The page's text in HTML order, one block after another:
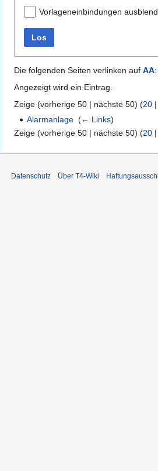
Vorlageneinbindungen
Los
Die folgenden Seiten verlinken auf AA:
Angezeigt wird ein Eintrag.
Zeige (vorherige 50 | nächste 50) (20
Alarmanlage ‎(← Links)
Zeige (vorherige 50 | nächste 50) (20
Datenschutz Über T4-Wiki